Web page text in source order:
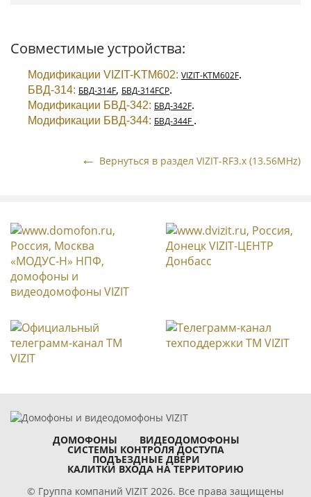
Совместимые устройства:
Модификации VIZIT-KTM602: VIZIT-KTM602F.
БВД-314: БВД-314F, БВД-314FCP.
Модификации БВД-342: БВД-342F.
Модификации БВД-344: БВД-344F .
Вернуться в раздел VIZIT-RF3.x (13.56MHz)
ДОМОФОНЫ ВИДЕОДОМОФОНЫ
СИСТЕМЫ КОНТРОЛЯ ДОСТУПА
ПОДЪЕЗДНЫЕ ДВЕРИ
КАЛИТКИ ВХОДА НА ТЕРРИТОРИЮ
© Группа компаний VIZIT 2026. Все права защищены